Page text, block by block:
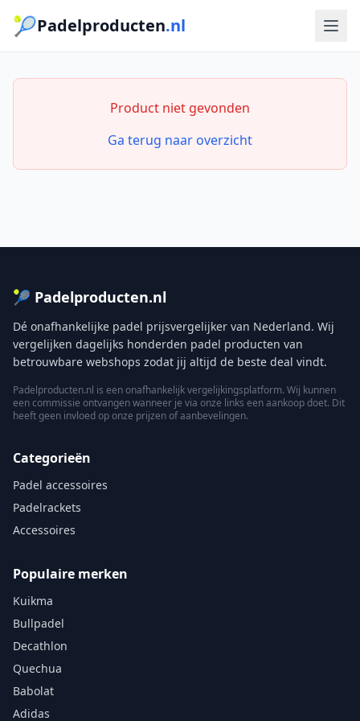
🎾Padelproducten.nl
Product niet gevonden
Ga terug naar overzicht
🎾 Padelproducten.nl
Dé onafhankelijke padel prijsvergelijker van Nederland. Wij
vergelijken dagelijks honderden padel producten van
betrouwbare webshops zodat jij altijd de beste deal vindt.
Padelproducten.nl is een onafhankelijk vergelijkingsplatform. Wij kunnen
een commissie ontvangen wanneer je via onze links een aankoop doet. Dit
heeft geen invloed op onze prijzen of aanbevelingen.
Categorieën
Padel accessoires
Padelrackets
Accessoires
Populaire merken
Kuikma
Bullpadel
Decathlon
Quechua
Babolat
Adidas